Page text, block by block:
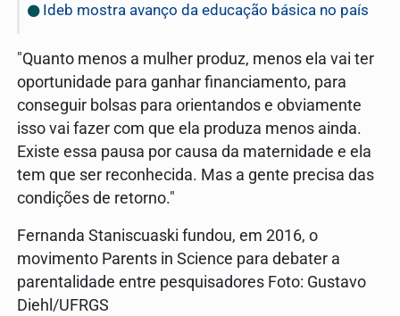
Ideb mostra avanço da educação básica no país
"Quanto menos a mulher produz, menos ela vai ter
oportunidade para ganhar financiamento, para
conseguir bolsas para orientandos e obviamente
isso vai fazer com que ela produza menos ainda.
Existe essa pausa por causa da maternidade e ela
tem que ser reconhecida. Mas a gente precisa das
condições de retorno."
Fernanda Staniscuaski fundou, em 2016, o
movimento Parents in Science para debater a
parentalidade entre pesquisadores Foto: Gustavo
Diehl/UFRGS